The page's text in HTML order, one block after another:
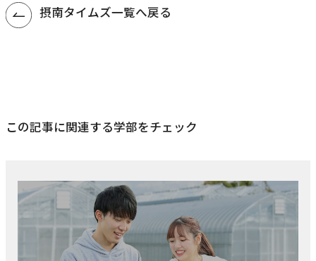
摂南タイムズ一覧へ戻る
この記事に関連する学部をチェック